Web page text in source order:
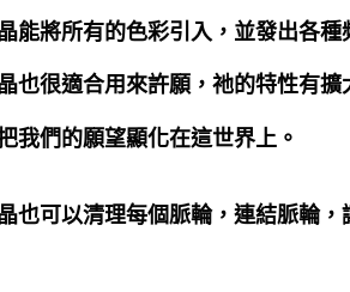
能將所有的色彩引入，並發出各種
也很適合用來許願，祂的特性有擴
我們的願望顯化在這世界上 。
也可以清理每個脈輪，連結脈輪